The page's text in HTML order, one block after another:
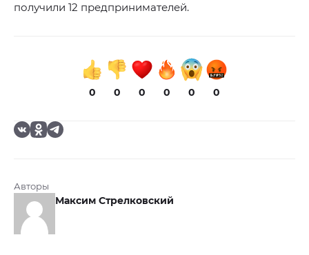
получили 12 предпринимателей.
0 0 0 0 0 0
Авторы
Максим Стрелковский